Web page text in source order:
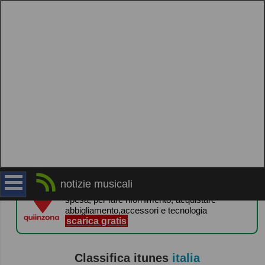
notizie musicali
quiinzona ti premia quando la usi
guadagna punti e ricevi gratis le gift card per la
spesa, per fare rifornimento, acquistare
abbigliamento,accessori e tecnologia
scarica gratis
Classifica itunes italia